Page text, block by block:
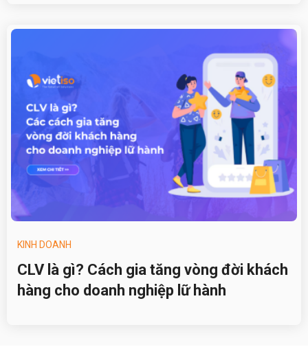
KINH DOANH
CLV là gì? Cách gia tăng vòng đời khách
hàng cho doanh nghiệp lữ hành